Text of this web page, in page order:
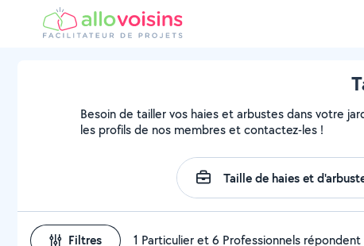
Besoin de tailler vos haies et arbustes dans votre
les profils de nos membres et contactez-les !
Filtres 1 Particulier et 6 Professionnels répondent